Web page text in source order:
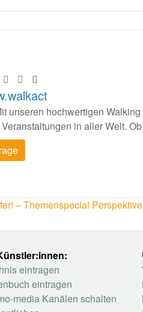
unseren hochwertigen
in aller Welt.
– Themenspecial
eintragen
eintragen
media Kanälen schalten